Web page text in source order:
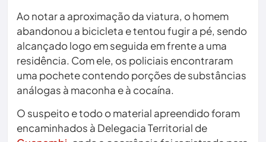
Ao notar a aproximação da viatura, o homem
abandonou a bicicleta e tentou fugir a pé, sendo
alcançado logo em seguida em frente a uma
residência. Com ele, os policiais encontraram
uma pochete contendo porções de substâncias
análogas à maconha e à cocaína.
O suspeito e todo o material apreendido foram
encaminhados à Delegacia Territorial de